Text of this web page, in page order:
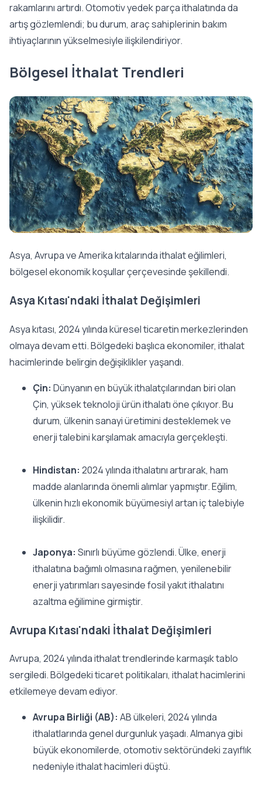
rakamlarını artırdı. Otomotiv yedek parça ithalatında da
artış gözlemlendi; bu durum, araç sahiplerinin bakım
ihtiyaçlarının yükselmesiyle ilişkilendiriyor.
Bölgesel İthalat Trendleri
Asya, Avrupa ve Amerika kıtalarında ithalat eğilimleri,
bölgesel ekonomik koşullar çerçevesinde şekillendi.
Asya Kıtası'ndaki İthalat Değişimleri
Asya kıtası, 2024 yılında küresel ticaretin merkezlerinden
olmaya devam etti. Bölgedeki başlıca ekonomiler, ithalat
hacimlerinde belirgin değişiklikler yaşandı.
Çin: Dünyanın en büyük ithalatçılarından biri olan
Çin, yüksek teknoloji ürün ithalatı öne çıkıyor. Bu
durum, ülkenin sanayi üretimini desteklemek ve
enerji talebini karşılamak amacıyla gerçekleşti.
Hindistan: 2024 yılında ithalatını artırarak, ham
madde alanlarında önemli alımlar yapmıştır. Eğilim,
ülkenin hızlı ekonomik büyümesiyl artan iç talebiyle
ilişkilidir.
Japonya: Sınırlı büyüme gözlendi. Ülke, enerji
ithalatına bağımlı olmasına rağmen, yenilenebilir
enerji yatırımları sayesinde fosil yakıt ithalatını
azaltma eğilimine girmiştir.
Avrupa Kıtası'ndaki İthalat Değişimleri
Avrupa, 2024 yılında ithalat trendlerinde karmaşık tablo
sergiledi. Bölgedeki ticaret politikaları, ithalat hacimlerini
etkilemeye devam ediyor.
Avrupa Birliği (AB): AB ülkeleri, 2024 yılında
ithalatlarında genel durgunluk yaşadı. Almanya gibi
büyük ekonomilerde, otomotiv sektöründeki zayıflık
nedeniyle ithalat hacimleri düştü.